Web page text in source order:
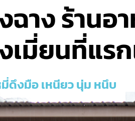
ฉาง ร้านอ
เมี่ยนที่แรก
ดึงมือ เหนียว นุ่ม หนึบ